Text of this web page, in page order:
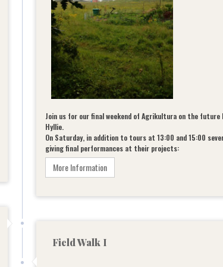
Join us for our final weekend of Agrikultura on the future
Hyllie.
On Saturday, in addition to tours at 13:00 and 15:00
giving final performances at their projects:
More Information
Field Walk I